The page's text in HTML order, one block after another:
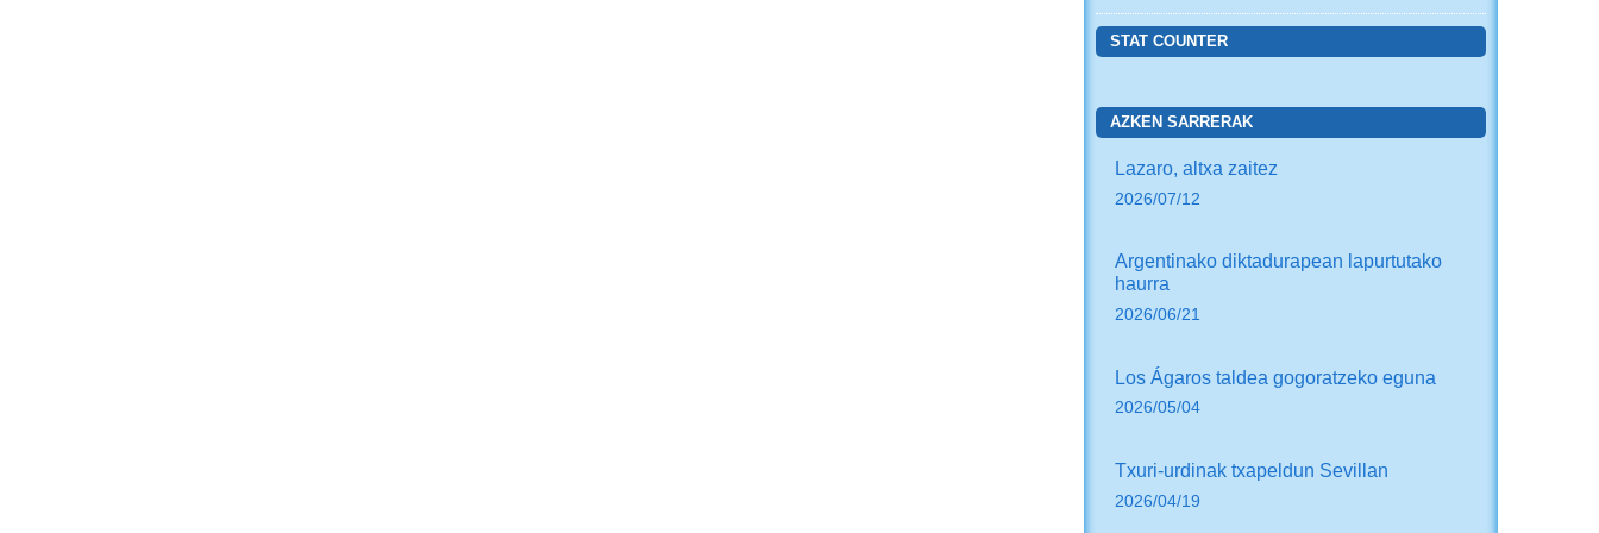
STAT COUNTER
AZKEN SARRERAK
Lazaro, altxa zaitez
2026/07/12
Argentinako diktadurapean lapurtutako
haurra
2026/06/21
Los Ágaros taldea gogoratzeko eguna
2026/05/04
Txuri-urdinak txapeldun Sevillan
2026/04/19